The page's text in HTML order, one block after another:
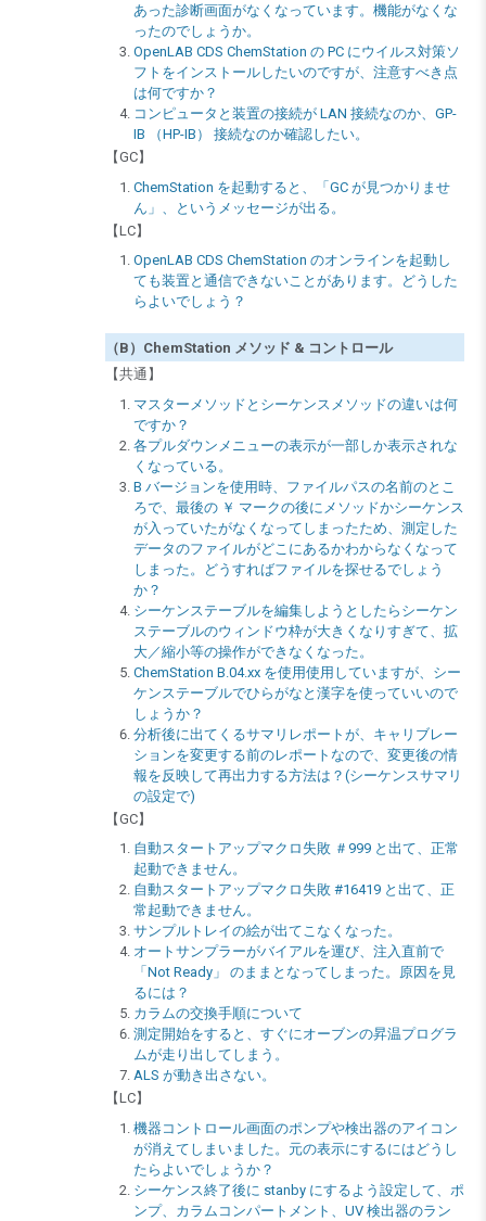
あった診断画面がなくなっています。機能がなくな
ったのでしょうか。
OpenLAB CDS ChemStation の PC にウイルス対策ソ
フトをインストールしたいのですが、注意すべき点
は何ですか？
コンピュータと装置の接続が LAN 接続なのか、GP-
IB （HP-IB） 接続なのか確認したい。
【GC】
ChemStation を起動すると、「GC が見つかりませ
ん」、というメッセージが出る。
【LC】
OpenLAB CDS ChemStation のオンラインを起動し
ても装置と通信できないことがあります。どうした
らよいでしょう？
（B）ChemStation メソッド & コントロール
【共通】
マスターメソッドとシーケンスメソッドの違いは何
ですか？
各プルダウンメニューの表示が一部しか表示されな
くなっている。
B バージョンを使用時、ファイルパスの名前のとこ
ろで、最後の ￥ マークの後にメソッドかシーケンス
が入っていたがなくなってしまったため、測定した
データのファイルがどこにあるかわからなくなって
しまった。どうすればファイルを探せるでしょう
か？
シーケンステーブルを編集しようとしたらシーケン
ステーブルのウィンドウ枠が大きくなりすぎて、拡
大／縮小等の操作ができなくなった。
ChemStation B.04.xx を使用使用していますが、シー
ケンステーブルでひらがなと漢字を使っていいので
しょうか？
分析後に出てくるサマリレポートが、キャリブレー
ションを変更する前のレポートなので、変更後の情
報を反映して再出力する方法は？(シーケンスサマリ
の設定で)
【GC】
自動スタートアップマクロ失敗 ＃999 と出て、正常
起動できません。
自動スタートアップマクロ失敗 #16419 と出て、正
常起動できません。
サンプルトレイの絵が出てこなくなった。
オートサンプラーがバイアルを運び、注入直前で
「Not Ready」 のままとなってしまった。原因を見
るには？
カラムの交換手順について
測定開始をすると、すぐにオーブンの昇温プログラ
ムが走り出してしまう。
ALS が動き出さない。
【LC】
機器コントロール画面のポンプや検出器のアイコン
が消えてしまいました。元の表示にするにはどうし
たらよいでしょうか？
シーケンス終了後に stanby にするよう設定して、ポ
ンプ、カラムコンパートメント、UV 検出器のラン